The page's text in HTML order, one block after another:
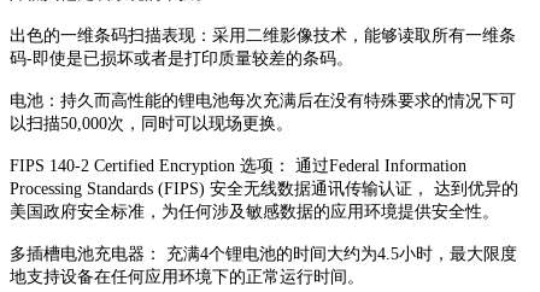
出色的一维条码扫描表现：采用二维影像技术，能够读取所有一维条
码-即使是已损坏或者是打印质量较差的条码。
电池：持久而高性能的锂电池每次充满后在没有特殊要求的情况下可
以扫描50,000次，同时可以现场更换。
FIPS 140-2 Certified Encryption 选项： 通过Federal Information
Processing Standards (FIPS) 安全无线数据通讯传输认证， 达到优异的
美国政府安全标准，为任何涉及敏感数据的应用环境提供安全性。
多插槽电池充电器： 充满4个锂电池的时间大约为4.5小时，最大限度
地支持设备在任何应用环境下的正常运行时间。